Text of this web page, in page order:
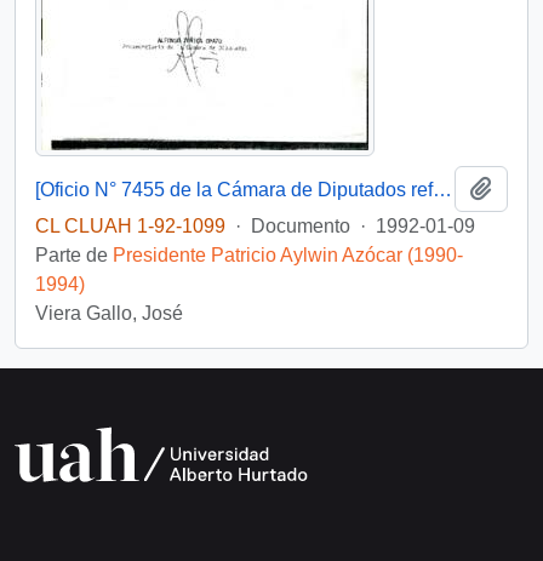
[Oficio N° 7455 de la Cámara de Diputados referente a solicitud de reactivación del Convenio 20 de la Organización Internacional del Trabajo]
CL CLUAH 1-92-1099 · Documento · 1992-01-09
Parte de Presidente Patricio Aylwin Azócar (1990-
1994)
Viera Gallo, José